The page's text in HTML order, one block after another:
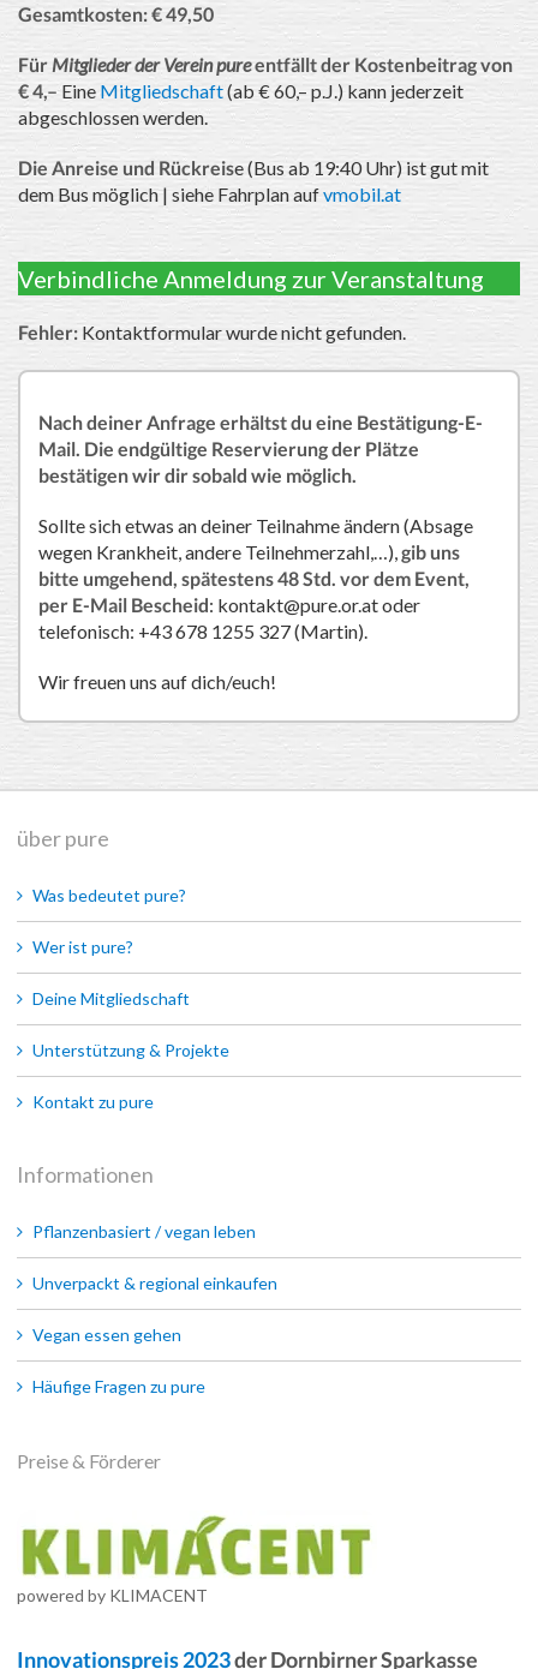
Gesamtkosten: € 49,50
Für Mitglieder der Verein pureentfällt der Kostenbeitrag von
€ 4,–Eine Mitgliedschaft(ab € 60,– p.J.) kann jederzeit
abgeschlossen werden.
Die Anreise und Rückreise (Bus ab 19:40 Uhr) ist gut mit
dem Bus möglich | siehe Fahrplan aufvmobil.at
Verbindliche Anmeldung zur Veranstaltung
Fehler: Kontaktformular wurde nicht gefunden.
Nach deiner Anfrage erhältst du eine Bestätigung-E-
Mail. Die endgültige Reservierung der Plätze
bestätigen wir dir sobald wie möglich.
Sollte sich etwas an deiner Teilnahme ändern (Absage
wegen Krankheit, andere Teilnehmerzahl,…), gib uns
bitte umgehend, spätestens 48 Std. vor dem Event,
per E-Mail Bescheid: kontakt@pure.or.at oder
telefonisch: +43 678 1255 327 (Martin).
Wir freuen uns auf dich/euch!
über pure
Was bedeutet pure?
Wer ist pure?
Deine Mitgliedschaft
Unterstützung & Projekte
Kontakt zu pure
Informationen
Pflanzenbasiert / vegan leben
Unverpackt & regional einkaufen
Vegan essen gehen
Häufige Fragen zu pure
Preise & Förderer
powered by KLIMACENT
Innovationspreis 2023der Dornbirner Sparkasse